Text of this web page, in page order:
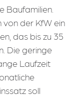
Baufamilien.
von der KfW ein
das bis zu 35
Die geringe
Laufzeit
soll